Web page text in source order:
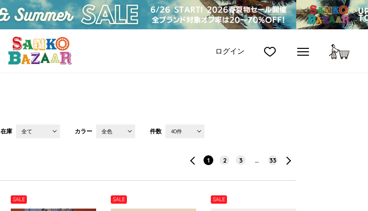
ログイン
在庫 全て カラー 全色 件数 40件
1 2 3 … 33
SALE SALE SALE